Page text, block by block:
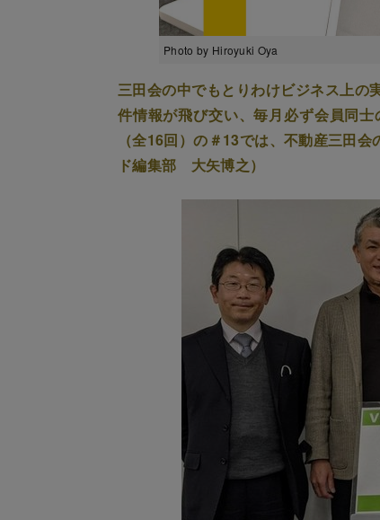
Photo by Hiroyuki Oya
三田会の中でもとりわけビジネス上の
件情報が飛び交い、毎月必ず会員同
（全16回）の＃13では、不動産三田
ド編集部 大矢博之）